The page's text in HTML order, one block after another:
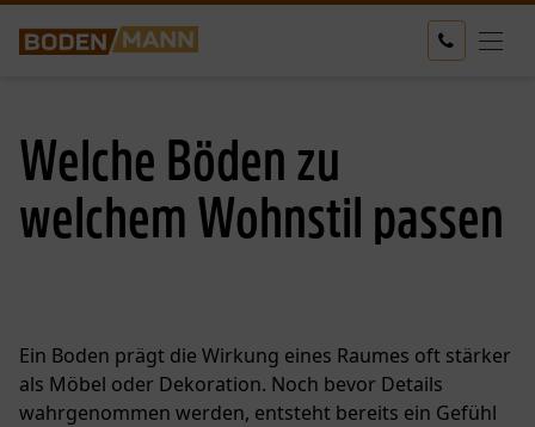
Welche Böden zu
welchem Wohnstil passen
Ein Boden prägt die Wirkung eines Raumes oft stärker
als Möbel oder Dekoration. Noch bevor Details
wahrgenommen werden, entsteht bereits ein Gefühl